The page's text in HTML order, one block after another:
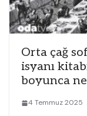
Orta çağ
isyanı
boyunca
4 Temmuz 2025